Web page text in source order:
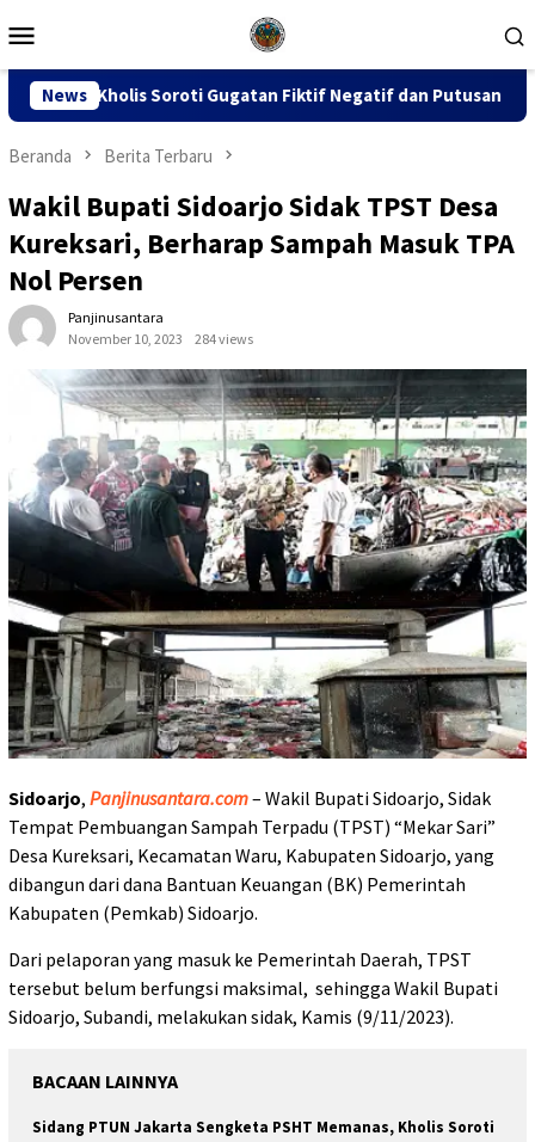
ke
Mobile
News
Gugatan Fiktif Negatif dan Putusan PK 155 Sidang
Beranda Berita Terbaru
Wakil Bupati Sidoarjo Sidak TPST Desa
Kureksari, Berharap Sampah Masuk TPA
Nol Persen
Panjinusantara
November 10, 2023
284 views
Sidoarjo, Panjinusantara.com– Wakil Bupati Sidoarjo, Sidak
Tempat Pembuangan Sampah Terpadu (TPST) “Mekar Sari”
Desa Kureksari, Kecamatan Waru, Kabupaten Sidoarjo, yang
dibangun dari dana Bantuan Keuangan (BK) Pemerintah
Kabupaten (Pemkab) Sidoarjo.
Dari pelaporan yang masuk ke Pemerintah Daerah, TPST
tersebut belum berfungsi maksimal, sehingga Wakil Bupati
Sidoarjo, Subandi, melakukan sidak, Kamis (9/11/2023).
BACAAN LAINNYA
Sidang PTUN Jakarta Sengketa PSHT Memanas, Kholis Soroti